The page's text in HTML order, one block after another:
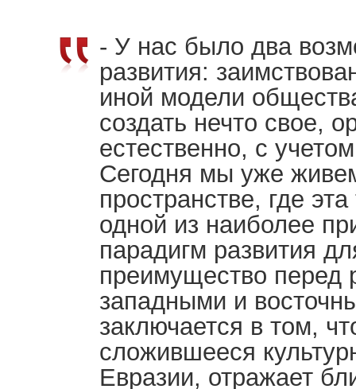
- У нас было два
развития:
иной модели
создать нечто свое,
естественно, с
Сегодня мы уже
пространстве, где
одной из наиболее
парадигм развития
преимущество перед
западными и
заключается в том,
сложившееся
Евразии, отражает